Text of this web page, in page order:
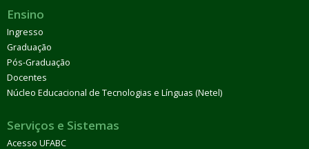
Ensino
Ingresso
Graduação
Pós-Graduação
Docentes
Núcleo Educacional de Tecnologias e Línguas (Netel)
Serviços e Sistemas
Acesso UFABC